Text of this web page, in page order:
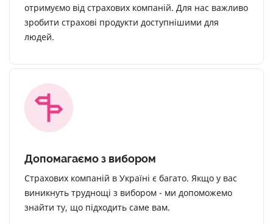
отримуємо від страхових компаній. Для нас важливо
зробити страхові продукти доступнішими для
людей.
Допомагаємо з вибором
Страхових компаній в Україні є багато. Якщо у вас
виникнуть труднощі з вибором - ми допоможемо
знайти ту, що підходить саме вам.